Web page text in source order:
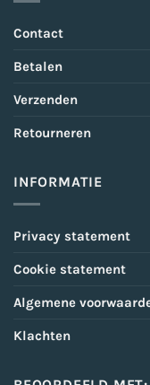
Contact
Betalen
Verzenden
Retourneren
INFORMATIE
Privacy statement
Cookie statement
Algemene
Klachten